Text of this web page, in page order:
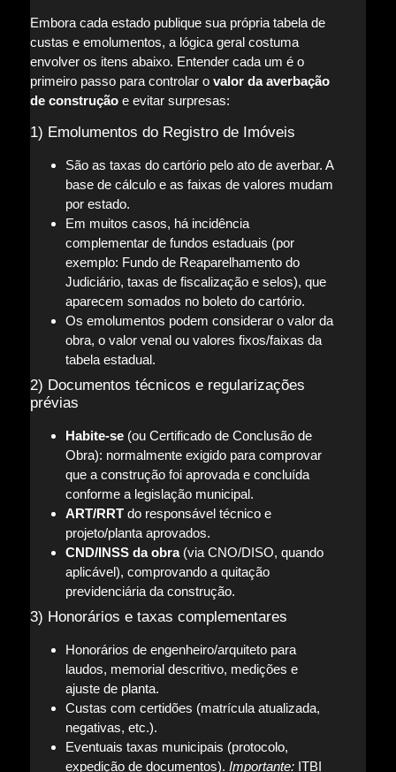
Embora cada estado publique sua própria tabela de
custas e emolumentos, a lógica geral costuma
envolver os itens abaixo. Entender cada um é o
primeiro passo para controlar o valor da averbação
de construçãoe evitar surpresas:
1) Emolumentos do Registro de Imóveis
São as taxas do cartório pelo ato de averbar. A
base de cálculo e as faixas de valores mudam
por estado.
Em muitos casos, há incidência
complementar de fundos estaduais (por
exemplo: Fundo de Reaparelhamento do
Judiciário, taxas de fiscalização e selos), que
aparecem somados no boleto do cartório.
Os emolumentos podem considerar o valor da
obra, o valor venal ou valores fixos/faixas da
tabela estadual.
2) Documentos técnicos e regularizações
prévias
Habite-se(ou Certificado de Conclusão de
Obra): normalmente exigido para comprovar
que a construção foi aprovada e concluída
conforme a legislação municipal.
ART/RRTdo responsável técnico e
projeto/planta aprovados.
CND/INSS da obra(via CNO/DISO, quando
aplicável), comprovando a quitação
previdenciária da construção.
3) Honorários e taxas complementares
Honorários de engenheiro/arquiteto para
laudos, memorial descritivo, medições e
ajuste de planta.
Custas com certidões (matrícula atualizada,
negativas, etc.).
Eventuais taxas municipais (protocolo,
expedição de documentos). Importante:ITBI